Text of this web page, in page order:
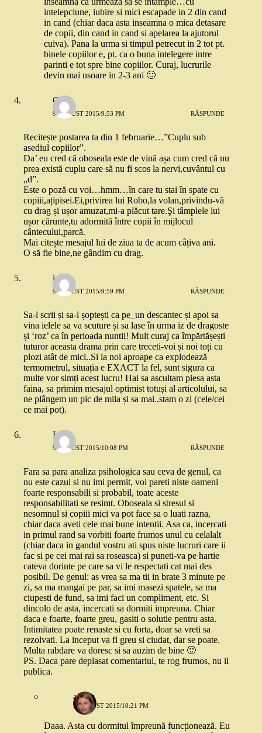
intelepciune, iubire si mici escapade in 2 din cand
in cand (chiar daca asta inseamna o mica detasare
de copii, din cand in cand si apelarea la ajutorul
cuiva). Pana la urma si timpul petrecut in 2 tot pt.
binele copiilor e, pt. ca o buna intelegere intre
parinti e tot spre bine copiilor. Curaj, lucrurile
devin mai usoare in 2-3 ani 🙂
Carla
9 AUGUST 2015/9:53 PM RĂSPUNDE
Recitește postarea ta din 1 februarie…”Cuplu sub
asediul copiilor”.
Da’ eu cred că oboseala este de vină așa cum cred că nu
prea există cuplu care să nu fi scos la nervi,cuvântul cu
„d”.
Este o poză cu voi…hmm…în care tu stai în spate cu
copiii,ațipisei.Ei,privirea lui Robo,la volan,privindu-vă
cu drag și ușor amuzat,mi-a plăcut tare.Şi tâmplele lui
ușor cărunte,tu adormită între copii în mijlocul
cântecului,parcă.
Mai citește mesajul lui de ziua ta de acum câțiva ani.
O să fie bine,ne gândim cu drag.
ioana
9 AUGUST 2015/9:59 PM RĂSPUNDE
Sa-l scrii și sa-l șoptești ca pe_un descantec și apoi sa
vina ielele sa va scuture și sa lase în urma iz de dragoste
și ‘roz’ ca în perioada nuntii! Mult curaj ca împărtășești
tuturor aceasta drama prin care treceti-voi și noi toți cu
plozi atât de mici..Si la noi aproape ca explodează
termometrul, situația e EXACT la fel, sunt sigura ca
multe vor simți acest lucru! Hai sa ascultam piesa asta
faina, sa primim mesajul optimist totuși al articolului, sa
ne plângem un pic de mila și sa mai..stam o zi (cele/cei
ce mai pot).
Ioana
9 AUGUST 2015/10:08 PM RĂSPUNDE
Fara sa para analiza psihologica sau ceva de genul, ca
nu este cazul si nu imi permit, voi pareti niste oameni
foarte responsabili si probabil, toate aceste
responsabilitati se resimt. Oboseala si stresul si
nesomnul si copiii mici va pot face sa o luati razna,
chiar daca aveti cele mai bune intentii. Asa ca, incercati
in primul rand sa vorbiti foarte frumos unul cu celalalt
(chiar daca in gandul vostru ati spus niste lucruri care ii
fac si pe cei mai rai sa roseasca) si puneti-va pe hartie
cateva dorinte pe care sa vi le respectati cat mai des
posibil. De genul: as vrea sa ma tii in brate 3 minute pe
zi, sa ma mangai pe par, sa imi masezi spatele, sa ma
ciupesti de fund, sa imi faci un compliment, etc. Si
dincolo de asta, incercati sa dormiti impreuna. Chiar
daca e foarte, foarte greu, gasiti o solutie pentru asta.
Intimitatea poate renaste si cu forta, doar sa vreti sa
rezolvati. La inceput va fi greu si ciudat, dar se poate.
Multa rabdare va doresc si sa auzim de bine 🙂
PS. Daca pare deplasat comentariul, te rog frumos, nu il
publica.
andaz
9 AUGUST 2015/10:21 PM
Daaa. Asta cu dormitul împreună funcționează. Eu